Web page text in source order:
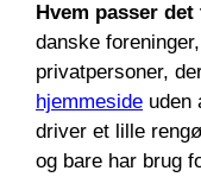
Hvem passer det
danske
privatpersoner,
hjemmeside uden
driver et lille
og bare har brug